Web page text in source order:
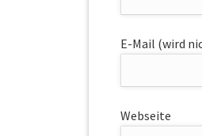
Pflichtfeld
E-Mail (wird
Webseite